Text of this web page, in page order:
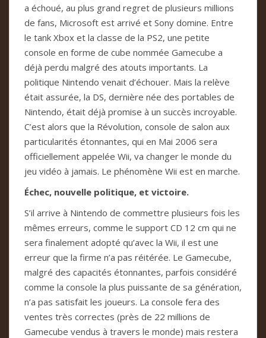
a échoué, au plus grand regret de plusieurs millions
de fans, Microsoft est arrivé et Sony domine. Entre
le tank Xbox et la classe de la PS2, une petite
console en forme de cube nommée Gamecube a
déjà perdu malgré des atouts importants. La
politique Nintendo venait d’échouer. Mais la relève
était assurée, la DS, dernière née des portables de
Nintendo, était déjà promise à un succès incroyable.
C’est alors que la Révolution, console de salon aux
particularités étonnantes, qui en Mai 2006 sera
officiellement appelée Wii, va changer le monde du
jeu vidéo à jamais. Le phénomène Wii est en marche.
Échec, nouvelle politique, et victoire.
S’il arrive à Nintendo de commettre plusieurs fois les
mêmes erreurs, comme le support CD 12 cm qui ne
sera finalement adopté qu’avec la Wii, il est une
erreur que la firme n’a pas réitérée. Le Gamecube,
malgré des capacités étonnantes, parfois considéré
comme la console la plus puissante de sa génération,
n’a pas satisfait les joueurs. La console fera des
ventes très correctes (près de 22 millions de
Gamecube vendus à travers le monde) mais restera